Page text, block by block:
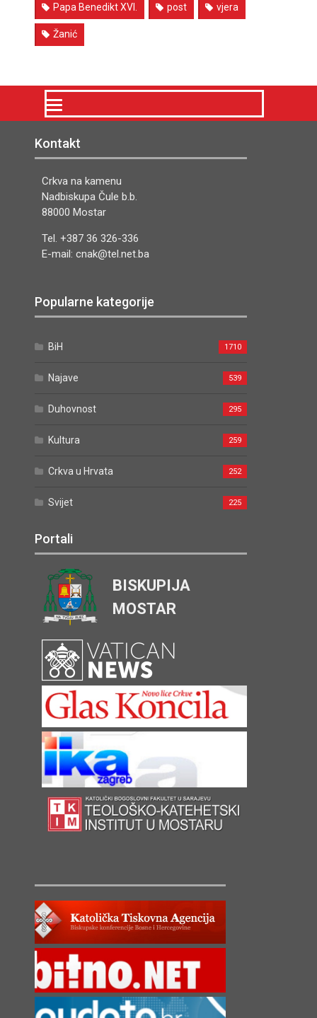
Papa Benedikt XVI. post vjera
Žanić
Kontakt
Crkva na kamenu
Nadbiskupa Čule b.b.
88000 Mostar
Tel. +387 36 326-336
E-mail: cnak@tel.net.ba
Popularne kategorije
BiH 1710
Najave 539
Duhovnost 295
Kultura 259
Crkva u Hrvata 252
Svijet 225
Portali
BISKUPIJA
MOSTAR